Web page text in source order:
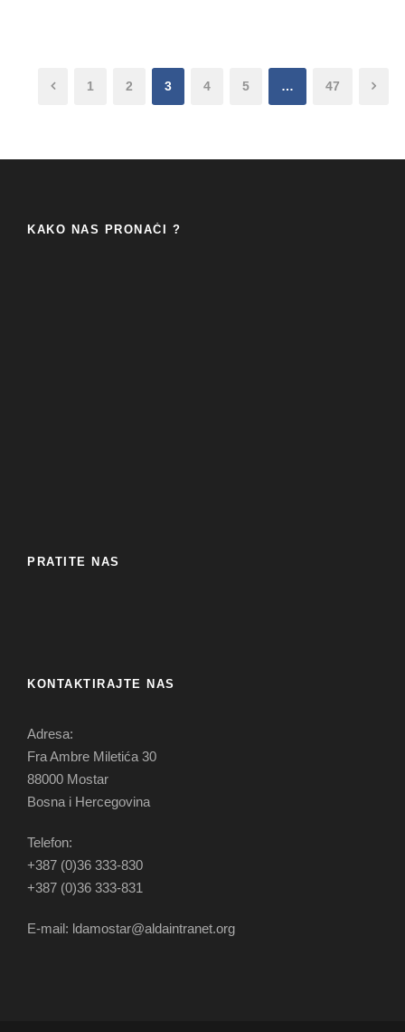
1 2 3 4 5 … 47
KAKO NAS PRONAĆI ?
PRATITE NAS
KONTAKTIRAJTE NAS
Adresa:
Fra Ambre Miletića 30
88000 Mostar
Bosna i Hercegovina
Telefon:
+387 (0)36 333-830
+387 (0)36 333-831
E-mail: ldamostar@aldaintranet.org